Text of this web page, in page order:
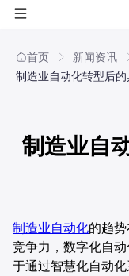
首页
概览
技术与安全
自然机器人
应用场景
制造
职能
公司
首页
新闻资讯
制造业自动化转型后
制造业自
制造业自动化的趋
竞争力，数字化自
于通过智慧化自动